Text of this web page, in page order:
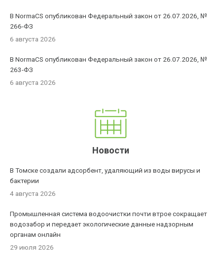
В NormaCS опубликован Федеральный закон от 26.07.2026, №
266-ФЗ
6 августа 2026
В NormaCS опубликован Федеральный закон от 26.07.2026, №
263-ФЗ
6 августа 2026
Новости
В Томске создали адсорбент, удаляющий из воды вирусы и
бактерии
4 августа 2026
Промышленная система водоочистки почти втрое сокращает
водозабор и передает экологические данные надзорным
органам онлайн
29 июля 2026